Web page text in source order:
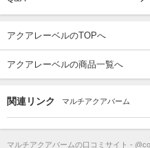
アクアレーベルのTOPへ
アクアレーベルの商品一覧へ
関連リンク マルチアクアバーム
マルチアクアバームの口コミサイト -